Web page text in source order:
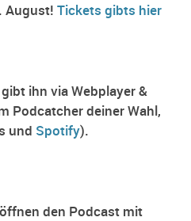
August! Tickets gibts hier
ihn via Webplayer &
Podcatcher deiner Wahl,
und Spotify).
den Podcast mit